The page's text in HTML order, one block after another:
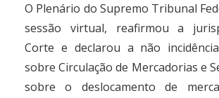
O Plenário do Supremo Tribunal
sessão virtual, reafirmou a
Corte e declarou a não
sobre Circulação de Mercadorias e
sobre o deslocamento de